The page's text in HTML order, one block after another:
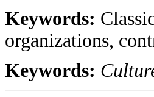
Keywords:
organizations,
Keywords: